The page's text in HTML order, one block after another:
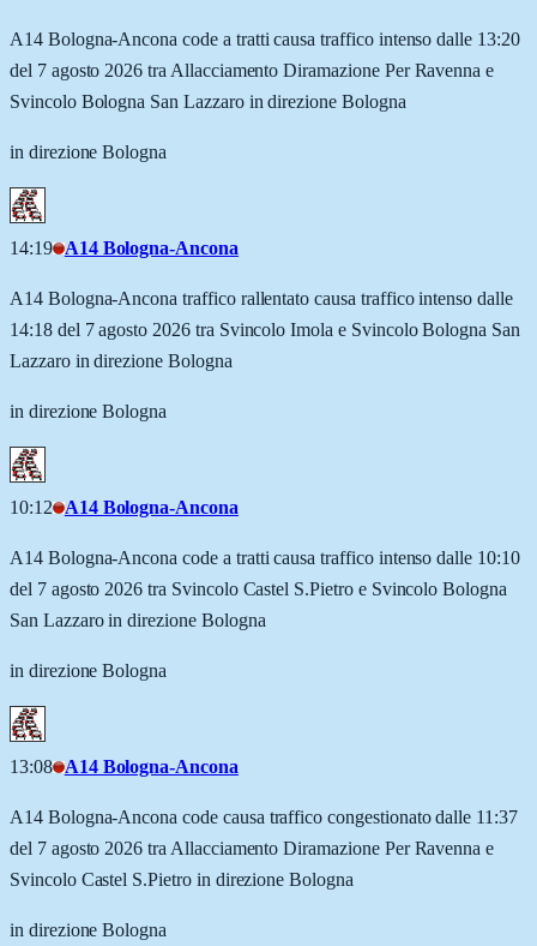
A14 Bologna-Ancona code a tratti causa traffico intenso dalle 13:20
del 7 agosto 2026 tra Allacciamento Diramazione Per Ravenna e
Svincolo Bologna San Lazzaro in direzione Bologna
in direzione Bologna
14:19 A14 Bologna-Ancona
A14 Bologna-Ancona traffico rallentato causa traffico intenso dalle
14:18 del 7 agosto 2026 tra Svincolo Imola e Svincolo Bologna San
Lazzaro in direzione Bologna
in direzione Bologna
10:12 A14 Bologna-Ancona
A14 Bologna-Ancona code a tratti causa traffico intenso dalle 10:10
del 7 agosto 2026 tra Svincolo Castel S.Pietro e Svincolo Bologna
San Lazzaro in direzione Bologna
in direzione Bologna
13:08 A14 Bologna-Ancona
A14 Bologna-Ancona code causa traffico congestionato dalle 11:37
del 7 agosto 2026 tra Allacciamento Diramazione Per Ravenna e
Svincolo Castel S.Pietro in direzione Bologna
in direzione Bologna